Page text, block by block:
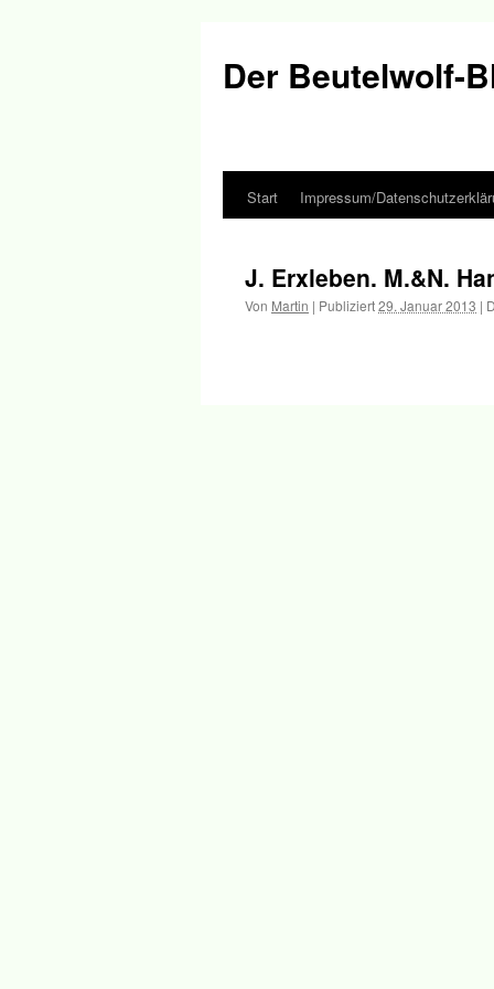
Der Beutelwolf-
Springe
Inhalt
Start Impressum/
J. Erxleben. M.&N.
Von Martin | Publiziert29. Januar 2013 |